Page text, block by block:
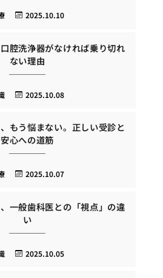
2025.10.10
腔洗浄器がなければ乗り切れ
ない理由
2025.10.08
もう悩まない。正しい受診と
安心への道筋
2025.10.07
一般歯科医との「視点」の違
い
2025.10.05